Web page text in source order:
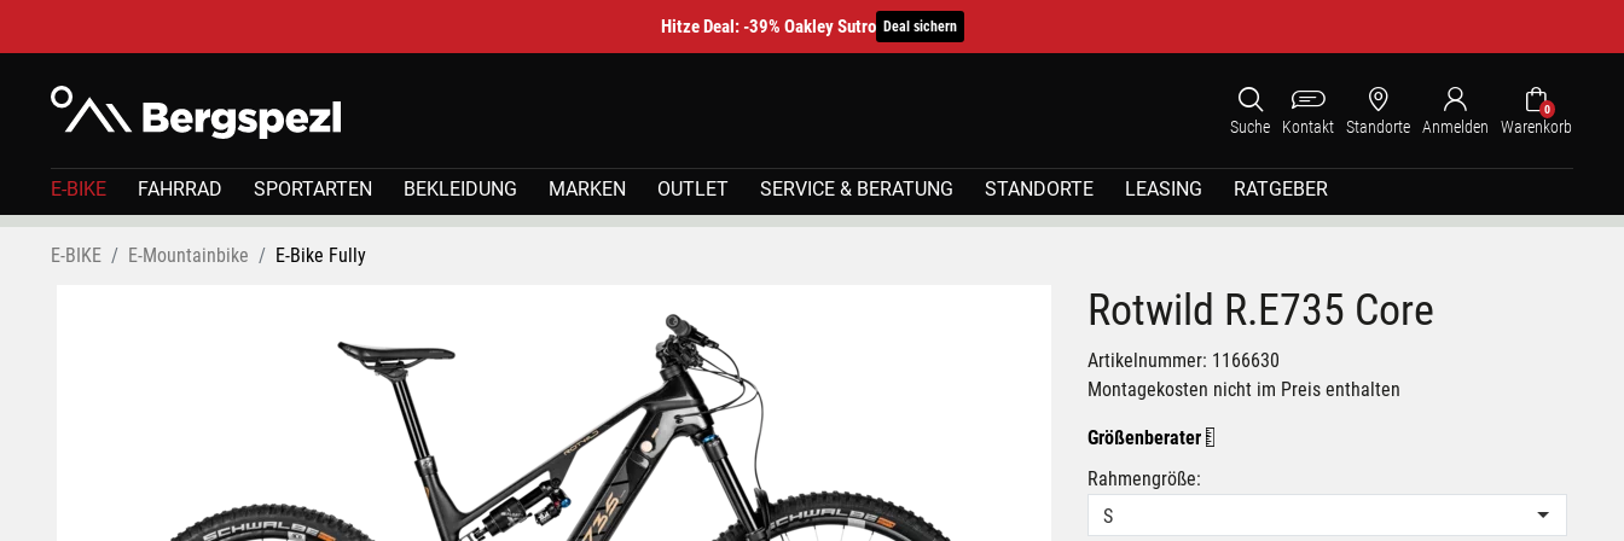
Hitze Deal: -39% Oakley Sutro Deal sichern
Suche Kontakt Standorte Anmelden
0
Warenkorb
E-BIKE FAHRRAD SPORTARTEN BEKLEIDUNG MARKEN OUTLET SERVICE & BERATUNG STANDORTE LEASING RATGEBER
E-BIKE E-Mountainbike E-Bike Fully
Rotwild R.E735 Core
Artikelnummer: 1166630
Montagekosten nicht im Preis enthalten
Größenberater
Rahmengröße:
S